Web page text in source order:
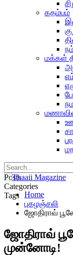
கதம்பம்
மக்கள்
Posts
Categories
Tags Home
புகழஞ்சலி
ஜோதிராவ்
ஜோதிராவ்
முன்னோடி!